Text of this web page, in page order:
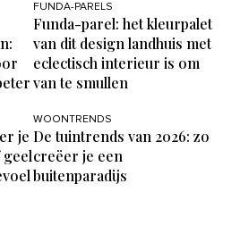
FUNDA-PARELS
Funda-parel: het kleurpalet
van dit design landhuis met
eclectisch interieur is om
van te smullen
je
WOONTRENDS
De tuintrends van 2026: zo
creëer je een
buitenparadijs